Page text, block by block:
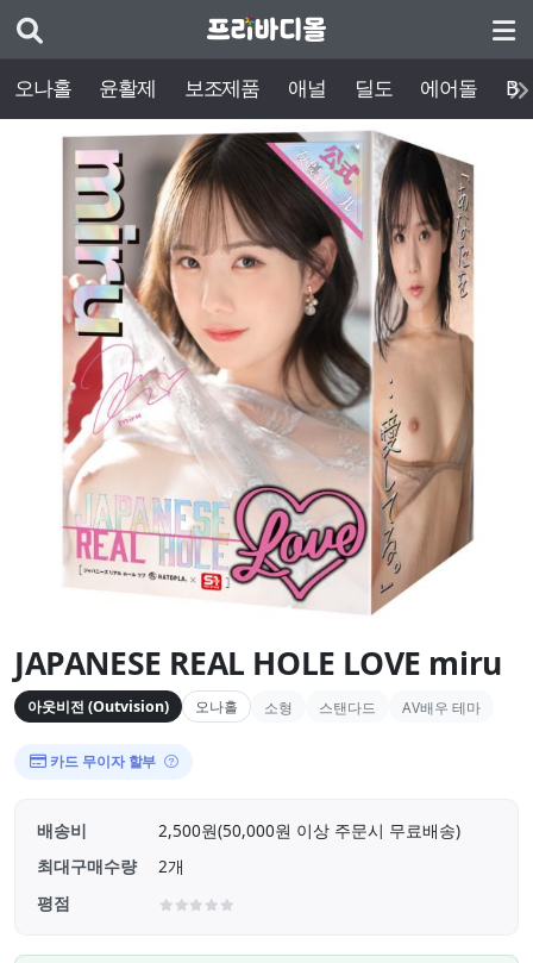
오나홀 윤활제 보조제품 애널 딜도 에어돌
JAPANESE REAL HOLE LOVE miru
아웃비전 (Outvision) 오나홀 소형 스탠다드 AV배우 테마
카드 무이자 할부
배송비
2,500원(50,000원 이상 주문시 무료배송)
최대구매수량
2개
평점